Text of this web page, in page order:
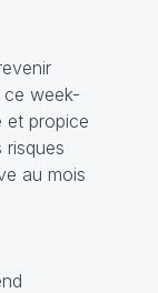
ce week-
et propice
risques
au mois